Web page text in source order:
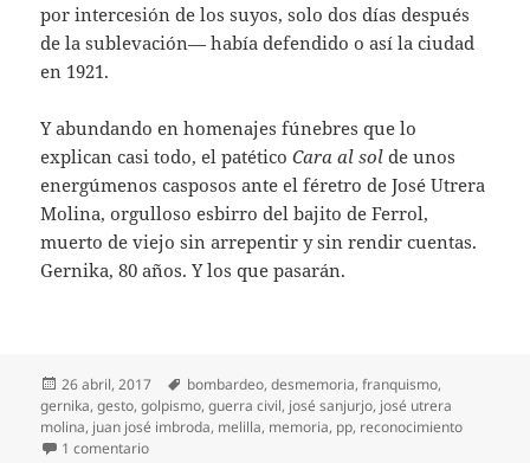
por intercesión de los suyos, solo dos días después
de la sublevación— había defendido o así la ciudad
en 1921.
Y abundando en homenajes fúnebres que lo
explican casi todo, el patéticoCara al sol de unos
energúmenos casposos ante el féretro de José Utrera
Molina, orgulloso esbirro del bajito de Ferrol,
muerto de viejo sin arrepentir y sin rendir cuentas.
Gernika, 80 años. Y los que pasarán.
Publicado
el
26 abril, 2017 Etiquetas
bombardeo,desmemoria,franquismo,
gernika,gesto,golpismo,guerra civil, josé sanjurjo, josé utrera
molina, juan josé imbroda, melilla, memoria, pp, reconocimiento
1 comentarioen Gernika, 80 años